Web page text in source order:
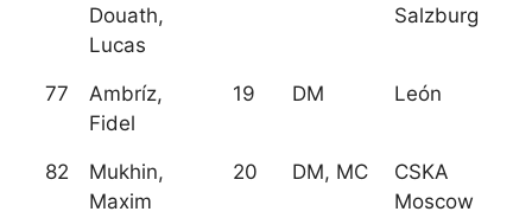
Douath,
Lucas
Salzburg
77
Ambríz,
Fidel
19 DM León
82
Mukhin,
Maxim
20 DM, MC
CSKA
Moscow